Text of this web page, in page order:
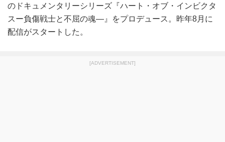
のドキュメンタリーシリーズ『ハート・オブ・インビクタ
スー負傷戦士と不屈の魂―』をプロデュース。昨年8月に
配信がスタートした。
[ADVERTISEMENT]